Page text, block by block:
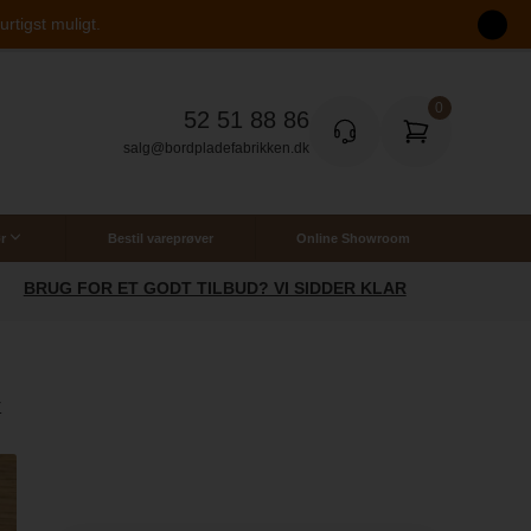
muligt.
52 51 88 86
salg@bordpladefabrikken.dk
Bestil vareprøver Online Showroom
SOMMERTILBUD: SPAR 20% PÅ LAMINAT